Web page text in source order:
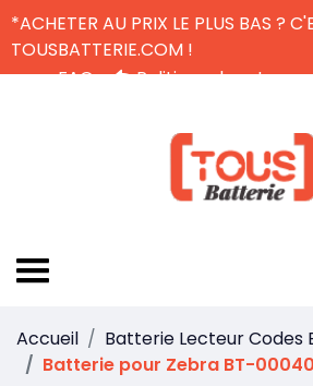
*ACHETER AU PRIX LE PLUS BAS ?
TOUSBATTERIE.COM !
FAQ
Politique de retour
Accueil Batterie Lecteur Codes
Batterie pour Zebra BT-